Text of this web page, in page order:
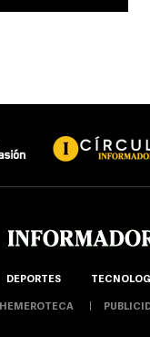
DEPORTES
HEMEROTECA